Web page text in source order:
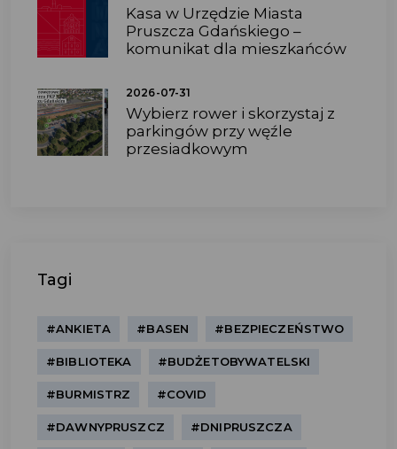
Kasa w Urzędzie Miasta
Pruszcza Gdańskiego –
komunikat dla mieszkańców
2026-07-31
Wybierz rower i skorzystaj z
parkingów przy węźle
przesiadkowym
Tagi
#ANKIETA #BASEN #BEZPIECZEŃSTWO
#BIBLIOTEKA #BUDŻETOBYWATELSKI
#BURMISTRZ #COVID
#DAWNYPRUSZCZ #DNIPRUSZCZA